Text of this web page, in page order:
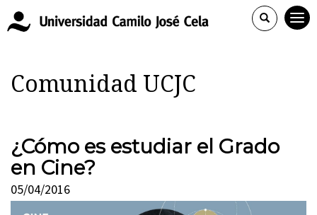
Comunidad UCJC
¿Cómo es estudiar el Grado
en Cine?
05/04/2016